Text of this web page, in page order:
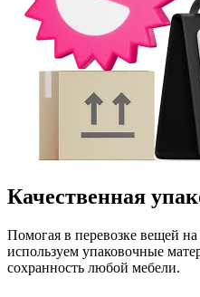
Качественная
Помогая в перевозке вещей
используем упаковочные
сохранность любой мебели.